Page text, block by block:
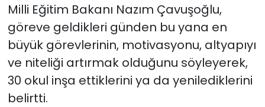
Milli Eğitim Bakanı Nazım Çavuşoğlu,
göreve geldikleri günden bu yana en
büyük görevlerinin, motivasyonu, altyapıyı
ve niteliği artırmak olduğunu söyleyerek,
30 okul inşa ettiklerini ya da yenilediklerini
belirtti.